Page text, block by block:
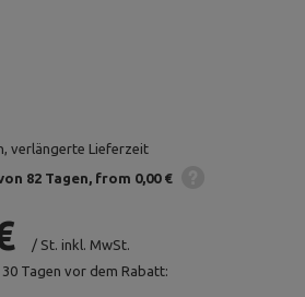
verlängerte Lieferzeit
82 Tagen from 0,00 €
/ St. inkl. MwSt.
Tagen vor dem Rabatt: